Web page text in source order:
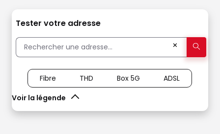
Tester votre adresse
✕
Voir la légende
Fibre THD Box 5G ADSL